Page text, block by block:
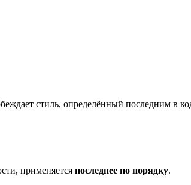
стиль, определённый последним в
применяется последнее по порядку.